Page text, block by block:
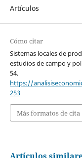
Artículos
Cómo citar
Sistemas locales de
estudios de campo y
54.
https://
253
Más formatos de cita